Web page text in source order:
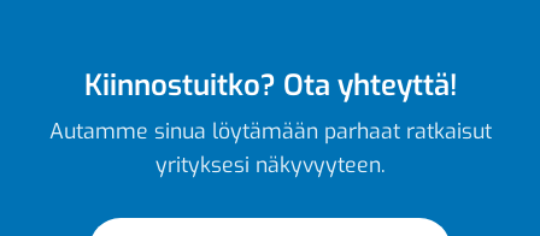
Kiinnostuitko? Ota yhteyttä!
Autamme sinua löytämään parhaat ratkaisut
yrityksesi näkyvyyteen.